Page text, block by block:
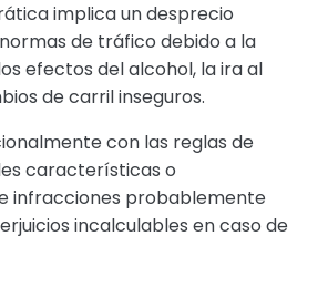
implica un desprecio
de tráfico debido a la
efectos del alcohol, la ira al
de carril inseguros.
con las reglas de
características o
infracciones probablemente
incalculables en caso de